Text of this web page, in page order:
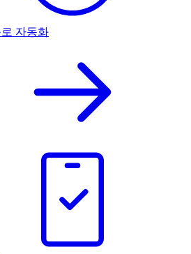
자동화